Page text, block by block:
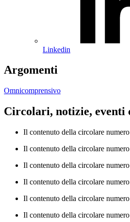
Linkedin
Argomenti
Omnicomprensivo
Circolari, notizie, eventi
Il contenuto della circolare
Il contenuto della circolare
Il contenuto della circolare
Il contenuto della circolare
Il contenuto della circolare
Il contenuto della circolare